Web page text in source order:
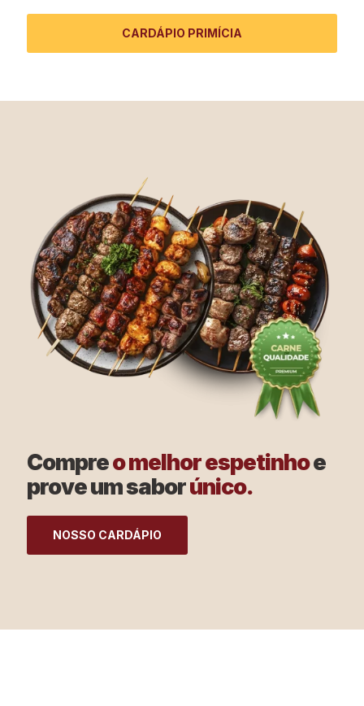
CARDÁPIO PRIMÍCIA
Compreo melhor espetinhoe
prove um saborúnico.
NOSSO CARDÁPIO